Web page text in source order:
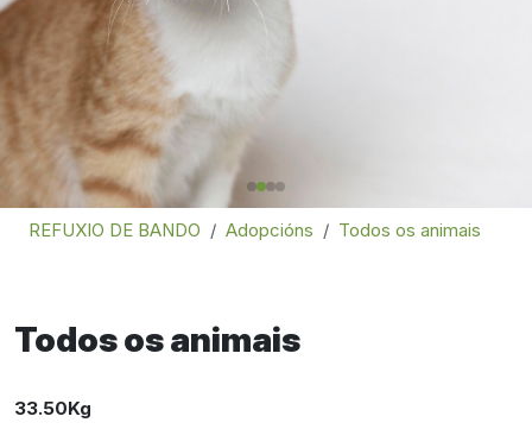
REFUXIO DE BANDO Adopcións Todos os animais
Todos os animais
33.50Kg